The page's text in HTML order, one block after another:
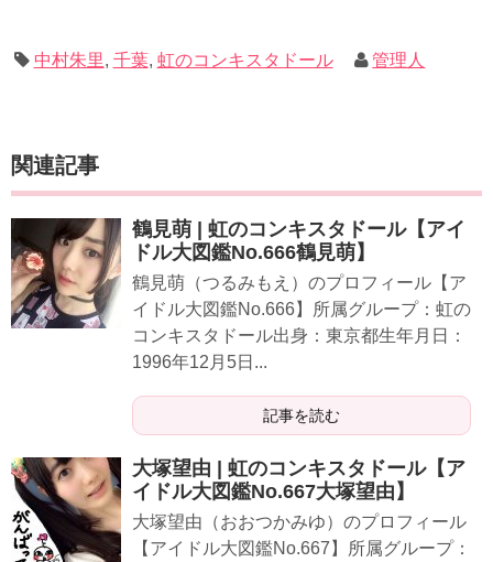
中村朱里, 千葉, 虹のコンキスタドール 管理人
関連記事
鶴見萌 | 虹のコンキスタドール【アイ
ドル大図鑑No.666鶴見萌】
鶴見萌（つるみもえ）のプロフィール【ア
イドル大図鑑No.666】所属グループ：虹の
コンキスタドール出身：東京都生年月日：
1996年12月5日...
記事を読む
大塚望由 | 虹のコンキスタドール【ア
イドル大図鑑No.667大塚望由】
大塚望由（おおつかみゆ）のプロフィール
【アイドル大図鑑No.667】所属グループ：